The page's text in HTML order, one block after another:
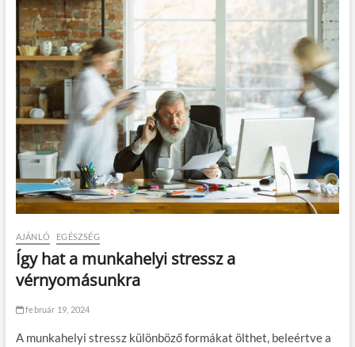
AJÁNLÓ EGÉSZSÉG
Így hat a munkahelyi stressz a
vérnyomásunkra
február 19, 2024
A munkahelyi stressz különböző formákat ölthet, beleértve a